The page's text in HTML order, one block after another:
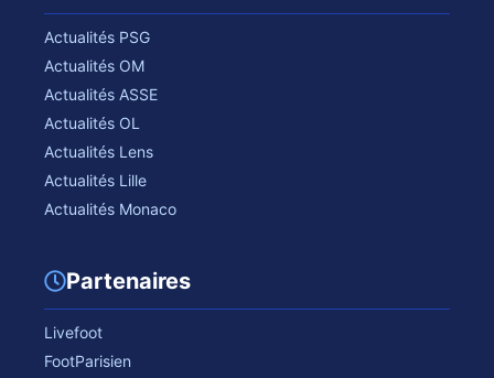
Actualités PSG
Actualités OM
Actualités ASSE
Actualités OL
Actualités Lens
Actualités Lille
Actualités Monaco
Partenaires
Livefoot
FootParisien